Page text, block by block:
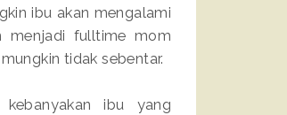
ibu akan mengalami
menjadi fulltime mom
tidak sebentar.
ibu yang